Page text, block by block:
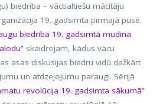
biedrība – vācbaltiešu mācītāju
19. gadsimta pirmajā pusē.
biedrība 19. gadsimtā mudina
skaidrojam, kādus vācu
asas diskusijas biedru vidū dažkārt
un atdzejojumu paraugi. Sērijā
revolūcija 19. gadsimta sākumā”